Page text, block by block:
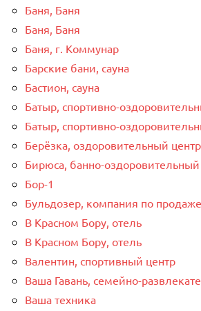
Баня, Баня
Баня, Баня
Баня, г. Коммунар
Барские бани, сауна
Бастион, сауна
Батыр, спортивно-
Батыр, спортивно-
Берёзка, оздоровительный центр
Бирюса, банно-
Бор-1
Бульдозер, компания по
В Красном Бору, отель
В Красном Бору, отель
Валентин, спортивный центр
Ваша Гавань, семейно-
Ваша техника